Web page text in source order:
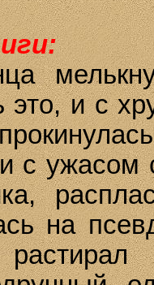
это, и с
с ужасом
на